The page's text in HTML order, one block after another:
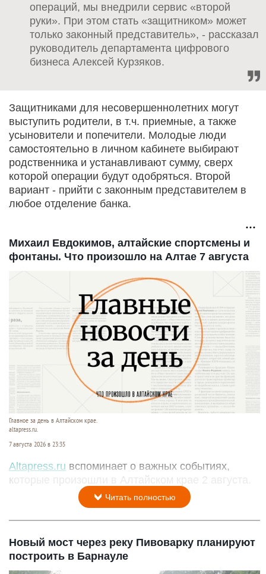
операций, мы внедрили сервис «второй
руки». При этом стать «защитником» может
только законный представитель», - рассказал
руководитель департамента цифрового
бизнеса Алексей Курзяков.
Защитниками для несовершеннолетних могут
выступить родители, в т.ч. приемные, а также
усыновители и попечители. Молодые люди
самостоятельно в личном кабинете выбирают
родственника и устанавливают сумму, сверх
которой операции будут одобряться. Второй
вариант - прийти с законным представителем в
любое отделение банка.
Михаил Евдокимов, алтайские спортсмены и
фонтаны. Что произошло на Алтае 7 августа
Главное за день в Алтайском крае.
altapress.ru.
7 августа 2026 в 23:35
Altapress.ru вспоминает о важных событиях,
которые произошли в Алтайском крае 2 августа.
Читать полностью
Новый мост через реку Пивоварку планируют
построить в Барнауле